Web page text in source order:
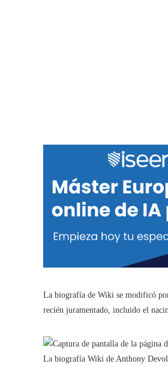
La biografía de Wiki se modificó
recién juramentado, incluido el
La biografía Wiki de Anthony